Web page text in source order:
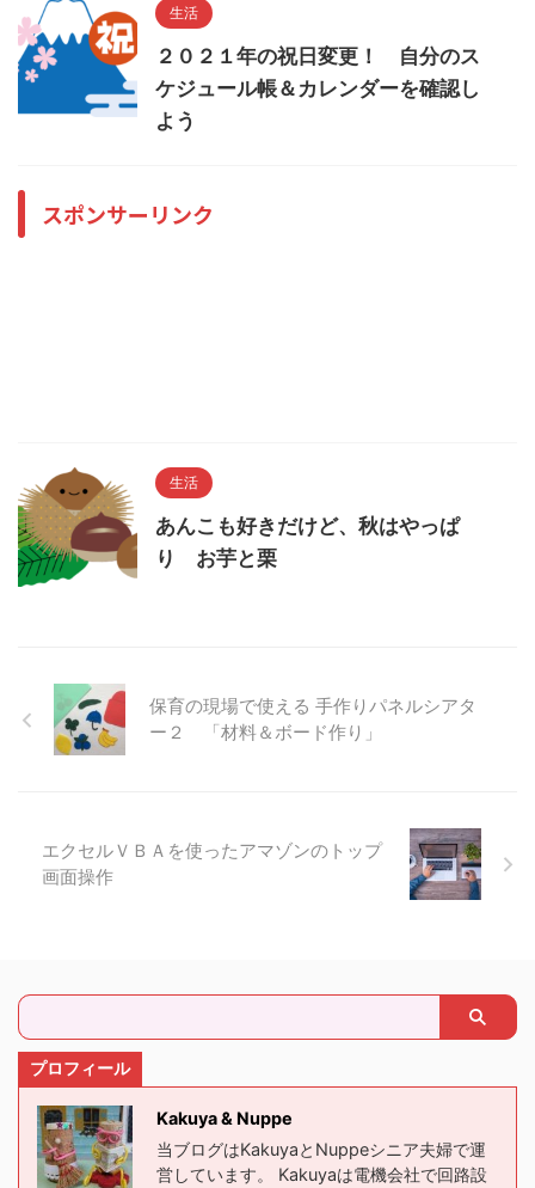
生活
２０２１年の祝日変更！ 自分のス
ケジュール帳＆カレンダーを確認し
よう
スポンサーリンク
生活
あんこも好きだけど、秋はやっぱ
り お芋と栗
保育の現場で使える 手作りパネルシアタ
ー２ 「材料＆ボード作り」
エクセルＶＢＡを使ったアマゾンのトップ
画面操作
プロフィール
Kakuya & Nuppe
当ブログはKakuyaとNuppeシニア夫婦で運
営しています。 Kakuyaは電機会社で回路設